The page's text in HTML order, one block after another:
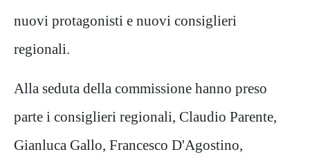
nuovi protagonisti e nuovi consiglieri
regionali.
Alla seduta della commissione hanno preso
parte i consiglieri regionali, Claudio Parente,
Gianluca Gallo, Francesco D'Agostino,